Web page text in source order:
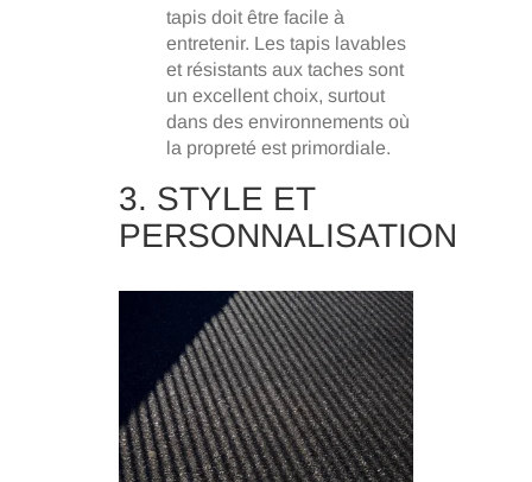
tapis doit être facile à
entretenir. Les tapis lavables
et résistants aux taches sont
un excellent choix, surtout
dans des environnements où
la propreté est primordiale.
3. STYLE ET
PERSONNALISATION